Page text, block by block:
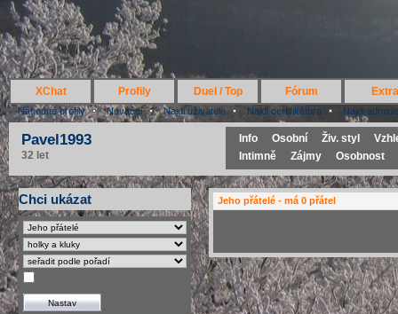
XChat Profily Duel / Top Fórum Extra
Náhodné profily Nováčci Najdi uživatele Najdi certifikátora Najdi
Pavel1993
32 let
Info Osobní Živ. styl
Intimně
Zájmy Osobnost
Chci ukázat Jeho přátelé - má 0 přátel